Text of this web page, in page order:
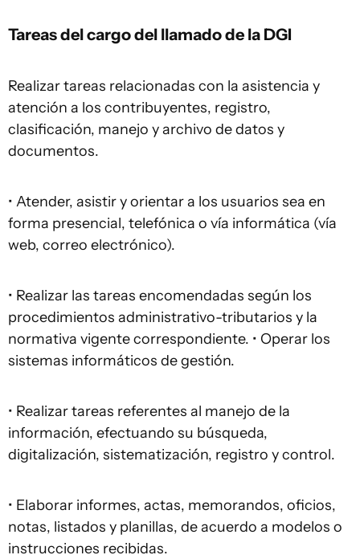
Tareas del cargo del llamado de la DGI
Realizar tareas relacionadas con la asistencia y
atención a los contribuyentes, registro,
clasificación, manejo y archivo de datos y
documentos.
• Atender, asistir y orientar a los usuarios sea en
forma presencial, telefónica o vía informática (vía
web, correo electrónico).
• Realizar las tareas encomendadas según los
procedimientos administrativo-tributarios y la
normativa vigente correspondiente. • Operar los
sistemas informáticos de gestión.
• Realizar tareas referentes al manejo de la
información, efectuando su búsqueda,
digitalización, sistematización, registro y control.
• Elaborar informes, actas, memorandos, oficios,
notas, listados y planillas, de acuerdo a modelos o
instrucciones recibidas.